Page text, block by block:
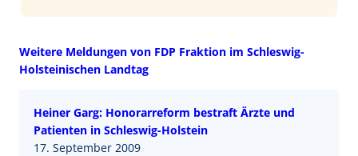
Weitere Meldungen von FDP Fraktion im Schleswig-
Holsteinischen Landtag
Heiner Garg: Honorarreform bestraft Ärzte und
Patienten in Schleswig-Holstein
17. September 2009